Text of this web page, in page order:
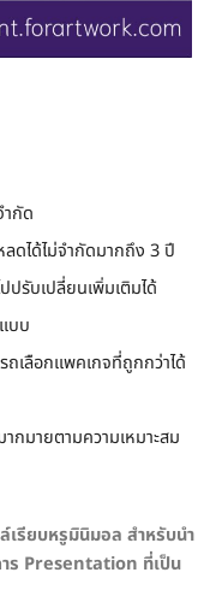
ำกัด
ลดได้ไม่จำกัดมากถึง 3 ปี
ปรับเปลี่ยนเพิ่มเติมได้
บบ
ถเลือกแพคเกจที่ถูกกว่าได้
กมายตามความเหมาะสม
รียบหรูมินิมอล สำหรับนำ
าร Presentation ที่เป็น